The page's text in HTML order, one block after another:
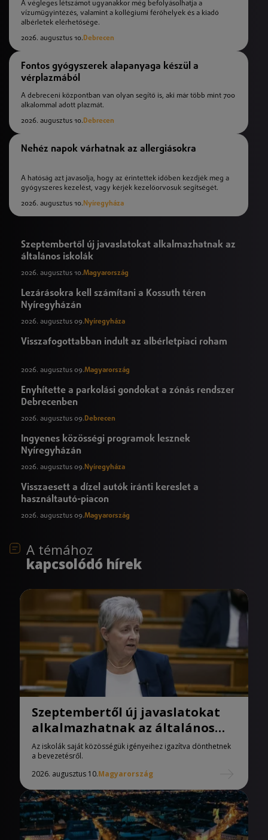
A végleges létszámot ugyanakkor még befolyásolhatja a
vízumügyintézés, valamint a kollégiumi férőhelyek és a kiadó
albérletek elérhetősége.
2026. augusztus 10.Debrecen
Fontos gyógyszerek alapanyaga készül a
vérplazmából
A debreceni központban van olyan segítő is, aki már több mint 700
alkalommal adott plazmát.
2026. augusztus 10.Debrecen
Nehéz napok várhatnak az allergiásokra
A hatóság azt javasolja, hogy az érintettek időben kezdjék meg a
gyógyszeres kezelést, vagy kérjék kezelőorvosuk segítségét.
2026. augusztus 10. Nyíregyháza
Szeptembertől új javaslatokat alkalmazhatnak az
általános iskolák
2026. augusztus 10.Magyarország
Lezárásokra kell számítani a Kossuth téren
Nyíregyházán
2026. augusztus 09. Nyíregyháza
Visszafogottabban indult az albérletpiaci roham
2026. augusztus 09.Magyarország
Enyhítette a parkolási gondokat a zónás rendszer
Debrecenben
2026. augusztus 09.Debrecen
Ingyenes közösségi programok lesznek
Nyíregyházán
2026. augusztus 09. Nyíregyháza
Visszaesett a dízel autók iránti kereslet a
használtautó-piacon
2026. augusztus 09.Magyarország
A témához
kapcsolódó hírek
Szeptembertől új javaslatokat
alkalmazhatnak az általános
iskolák
Az iskolák saját közösségük igényeihez igazítva dönthetnek
a bevezetésről.
2026. augusztus 10.Magyarország